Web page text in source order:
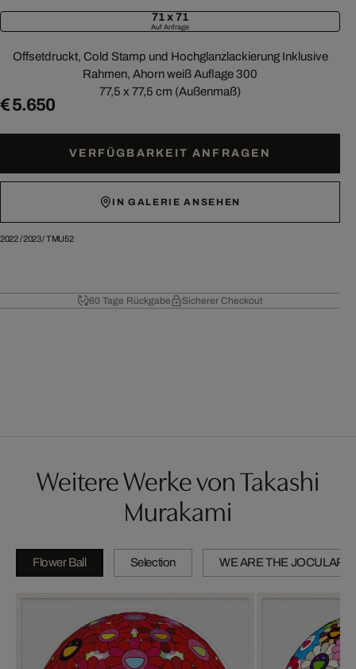
71 x 71
Auf Anfrage
Offsetdruckt, Cold Stamp und Hochglanzlackierung Inklusive
Rahmen, Ahorn weiß Auflage 300
77,5 x 77,5 cm (Außenmaß)
€ 5.650
VERFÜGBARKEIT ANFRAGEN
IN GALERIE ANSEHEN
2022/2023/TMU52
60 Tage Rückgabe Sicherer Checkout
Weitere Werke von Takashi
Murakami
Flower Ball Selection WE ARE THE JOCULAR